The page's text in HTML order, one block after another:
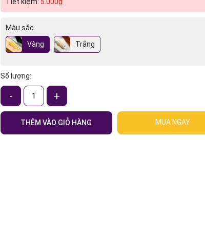
Màu sắc
Vàng
Trắng
Số lượng:
- +
THÊM VÀO GIỎ HÀNG MUA NGAY